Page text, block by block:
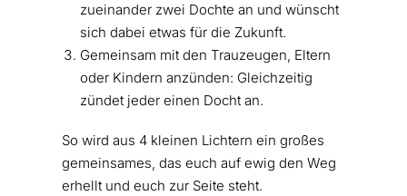
zueinander zwei Dochte an und wünscht
sich dabei etwas für die Zukunft.
Gemeinsam mit den Trauzeugen, Eltern
oder Kindern anzünden: Gleichzeitig
zündet jeder einen Docht an.
So wird aus 4 kleinen Lichtern ein großes
gemeinsames, das euch auf ewig den Weg
erhellt und euch zur Seite steht.